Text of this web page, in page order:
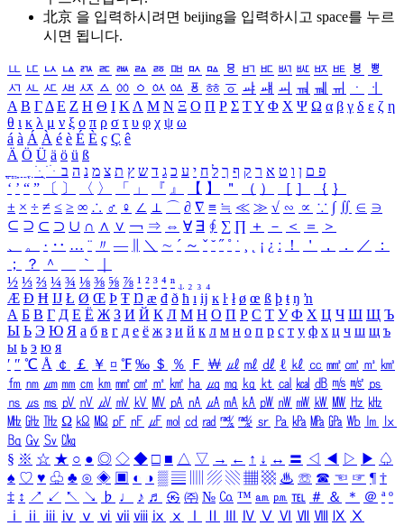
北京 을 입력하시려면 beijing을 입력하시고 space를 누르
시면 됩니다.
ㅥ ㅦ ㅧ ㅨ ㅩ ㅪ ㅫ ㅬ ㅭ ㅮ ㅯ ㅰ ㅱ ㅲ ㅳ ㅴ ㅵ ㅶ ㅷ ㅸ
ㅹ
ㅺ ㅻ ㅼ ㅽ ㅾ ㅿ ㆀ ㆁ ㆂ ㆃ ㆄ ㆅ ㆆ ㆇ ㆈ ㆉ ㆊ ㆋ ㆌ ㆍ
ㆎ
Α Β ΓΔ Ε Ζ Η Θ Ι ΚΛ Μ Ν Ξ Ο Π Ρ Σ ΤΥ Φ Χ Ψ Ω α β γ δ ε ζ η
θ ι κ λ μ ν ξ ο π ρ σ τ υ φ χ ψ ω
á à Á À é è É È ç Ç ê
Ä Ö Ü ä ö ü ß
ִֶֹ ֻּ ׁׂ פ ם ן ו ט א ר ק ף ך ל ח י ע כ ג ד ש ץ ת צ מ נ ה ב
‘ ’ “ ” 〔 〕 〈 〉 「 」 『 』 【 】 ＂ （ ） ［ ］ ｛ ｝
± × ÷ ≠ ≤ ≥ ∞ ∴ ♂ ♀ ∠ ⊥ ⌒ ∂ ∇ ≡ ≒ ≪ ≫ √ ∽ ∝ ∵ ∫ ∬ ∈ ∋
⊆ ⊇ ⊂ ⊃ ∪ ∩ ∧ ∨ ￢ ⇒ ⇔ ∀ ∃ ∮ ∑ ∏ ＋ － ＜ ＝
＞
、
。 · ‥ … ¨ 〃 ― ＼ ∼ ´ ～ ˇ ˘ ˝ ˚ ˙ ¸ ¡ ¿ ː ！ ＇ ， ． ／
：
；
？ ＾ ｀
½ ⅓ ⅔ ¼ ¾ ⅛ ⅜ ⅝ ⅞ ¹ ² ³ ⁴ ⁿ ₁ ₂ ₃ ₄
Æ Ð Ħ Ĳ Ł Ø Œ Þ Ŧ Ŋ æ đ ð ħ ı ĳ ĸ ŀ ł ø œ ß þ ŧ ŋ ŉ
А Б В Г Д Е Ё Ж З И Й К Л М Н О П Р С Т У Ф Х Ц Ч Ш Щ Ъ
Ы Ь Э Ю Я а б в г д е ё ж з и й к л м н о п р с т у ф х ц ч ш щ ъ
ы ь э ю я
′ ″ ℃ Å ￠ ￡ ￥ ¤ ℉ ‰ ＄ ％ Ｆ ￦ ㎕ ㎖ ㎗ ℓ ㎘ ㏄ ㎣ ㎤ ㎥ ㎦
㎙ ㎚ ㎛ ㎜ ㎝ ㎞ ㎟ ㎠ ㎡ ㎢ ㏊ ㎍ ㎎ ㎏ ㏏ ㎈ ㎉ ㏈ ㎧ ㎨ ㎰
㎱ ㎲ ㎳ ㎴ ㎵ ㎶ ㎷ ㎸ ㎹ ㎀ ㎁ ㎂ ㎃ ㎄ ㎺ ㎻ ㎽ ㎾ ㎿ ㎐ ㎑
㎒ ㎓ ㎔ Ω ㏀ ㏁ ㎊ ㎋ ㎌ ㏖ ㏅ ㎭ ㎮ ㎯ ㏛ ㎩ ㎪ ㎫ ㎬ ㏝ ㏐
㏓
㏃ ㏉ ㏜ ㏆
§ ※ ☆ ★ ○ ● ◎ ◇ ◆ □ ■ △ ▽ → ← ↑ ↓ ↔ 〓 ◁ ◀ ▷ ▶ ♤
♠ ♡ ♥ ♧ ♣ ⊙ ◈ ▣ ◐ ◑ ▒ ▤ ▨ ▧ ▦ ▩ ♨ ☏ ☎ ☜ ☞ ¶ †
‡ ↕ ↗ ↙ ↖ ↘ ♭ ♩ ♪ ♬ ㉿ ㈜ № ㏇ ™ ㏂ ㏘ ℡ ＃ ＆ ＊ ＠ ª º
ⅰ
ⅱ ⅲ ⅳ ⅴ ⅵ ⅶ ⅷ ⅸ ⅹ Ⅳ Ⅴ Ⅵ Ⅶ Ⅷ Ⅸ Ⅹ